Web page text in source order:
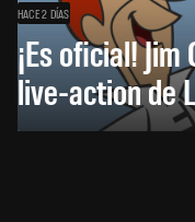
HACE 2 DÍAS
¡Es oficial!
live-action de